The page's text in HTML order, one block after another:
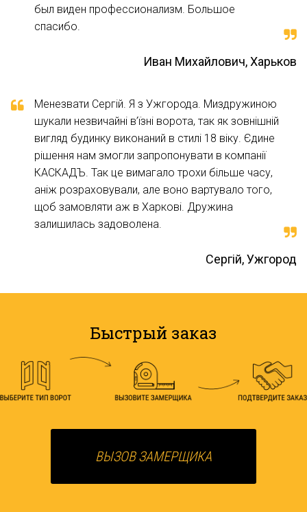
закрываться и задела ваш автомобиль.
Распашные въездные ворота
Распашные въездные ворота известны каждому
человеку еще с детства — это классические ворота
на петлях, которые открываются во двор или
тысячелетиями и ничего нового за это время не
как и на откатные ворота, на распашные может
Главное преимущество распашных въездных
ворот - это простота и возможность установить их
в уже готовое ограждение. Въездные распашные
ворота не требуют зоны отката.
Дизайн
Дизайн, как откатных, так и распашных ворот, на
можете выбрать любые материалы, фактуру и
был виден профессионализм. Большое
спасибо.
Иван Михайлович, Харьков
Менезвати Сергій. Я з Ужгорода. Миздружиною
шукали незвичайні в’їзні ворота, так як зовнішній
вигляд будинку виконаний в стилі 18 віку. Єдине
рішення нам змогли запропонувати в компанії
КАСКАДЪ. Так це вимагало трохи більше часу,
аніж розраховували, але воно вартувало того,
щоб замовляти аж в Харкові. Дружина
залишилась задоволена.
Сергій, Ужгород
Быстрый заказ
ВЫЗОВ ЗАМЕРЩИКА